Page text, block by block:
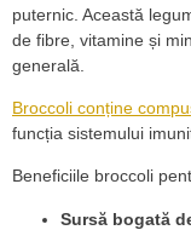
puternic. Această
de fibre, vitamine și
generală.
Broccoli conține
funcția sistemului
Beneficiile broccoli
Sursă bogată